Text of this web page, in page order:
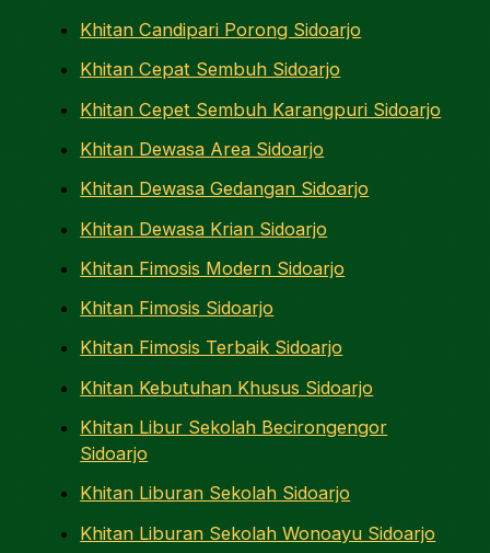
Khitan Candipari Porong Sidoarjo
Khitan Cepat Sembuh Sidoarjo
Khitan Cepet Sembuh Karangpuri Sidoarjo
Khitan Dewasa Area Sidoarjo
Khitan Dewasa Gedangan Sidoarjo
Khitan Dewasa Krian Sidoarjo
Khitan Fimosis Modern Sidoarjo
Khitan Fimosis Sidoarjo
Khitan Fimosis Terbaik Sidoarjo
Khitan Kebutuhan Khusus Sidoarjo
Khitan Libur Sekolah Becirongengor
Sidoarjo
Khitan Liburan Sekolah Sidoarjo
Khitan Liburan Sekolah Wonoayu Sidoarjo